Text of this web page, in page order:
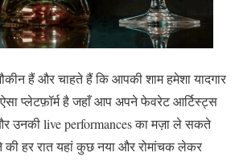
हैं और चाहते हैं कि आपकी शाम हमेशा यादगार
प्लेटफ़ॉर्म है जहाँ आप अपने फेवरेट आर्टिस्ट्स
उनकी live performances का मज़ा ले सकते
हर रात यहां कुछ नया और रोमांचक लेकर